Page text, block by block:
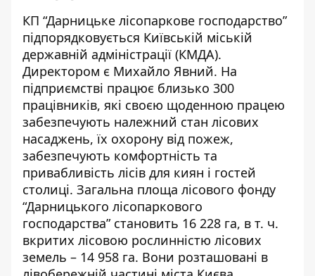
КП “Дарницьке лісопаркове господарство”
підпорядковується Київській міській
державній адміністрації (КМДА).
Директором є Михайло Явний. На
підприємстві працює близько 300
працівників, які своєю щоденною працею
забезпечують належний стан лісових
насаджень, їх охорону від пожеж,
забезпечують комфортність та
привабливість лісів для киян і гостей
столиці. Загальна площа лісового фонду
“Дарницького лісопаркового
господарства” становить 16 228 га, в т. ч.
вкритих лісовою рослинністю лісових
земель – 14 958 га. Вони розташовані в